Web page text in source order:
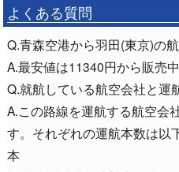
よくある質問
Q.青森空港から羽田(東京)の
A.最安値は11340円から販売中
Q.就航している航空会社と運
A.この路線を運航する航空会
す。それぞれの運航本数は以
本